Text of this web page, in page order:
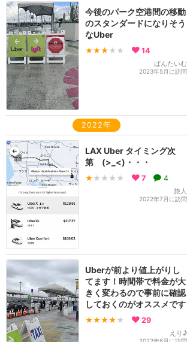
今後のパーク空港間の移動
のスタンダードになりそう
なUber
★★★ ★★ 14
ぱんたいむ
2023年5月に訪問
2022年
LAX Uber タイミング次
第 (>_<)・・・
★ ★★★★ 7 4
旅人
2022年7月に訪問
Uberが前より値上がりし
てます！時間帯で料金が大
きく変わるので事前に確認
しておくのがオススメです
★★★★ ★ 29
えり♪